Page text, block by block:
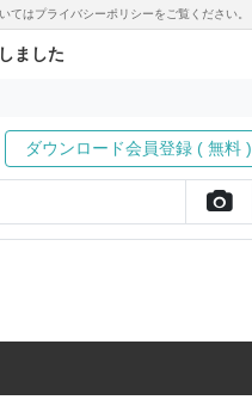
てはプライバシーポリシーをご覧ください。
ました
ダウンロード会員登録 ( 無料 )